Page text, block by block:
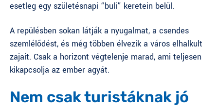
esetleg egy születésnapi “buli” keretein belül.
A repülésben sokan látják a nyugalmat, a csendes
szemlélődést, és még többen élvezik a város elhalkult
zajait. Csak a horizont végtelenje marad, ami teljesen
kikapcsolja az ember agyát.
Nem csak turistáknak jó